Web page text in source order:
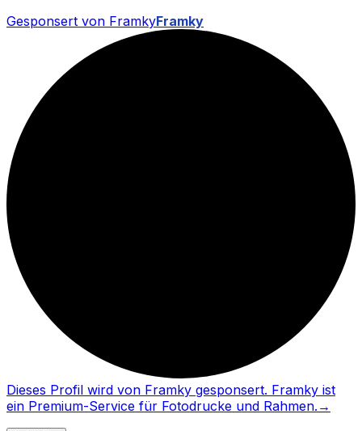
Gesponsert von FramkyFramky
Dieses Profil wird von Framky gesponsert. Framky ist
ein Premium-Service für Fotodrucke und Rahmen. →